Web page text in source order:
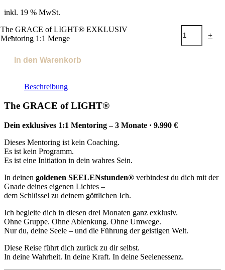
inkl. 19 % MwSt.
-
The GRACE of LIGHT® EXKLUSIV
Mentoring 1:1 Menge
+
In den Warenkorb
Beschreibung
The GRACE of LIGHT®
Dein exklusives 1:1 Mentoring – 3 Monate · 9.990 €
Dieses Mentoring ist kein Coaching.
Es ist kein Programm.
Es ist eine Initiation in dein wahres Sein.
In deinen goldenen SEELENstunden® verbindest du dich mit der
Gnade deines eigenen Lichtes –
dem Schlüssel zu deinem göttlichen Ich.
Ich begleite dich in diesen drei Monaten ganz exklusiv.
Ohne Gruppe. Ohne Ablenkung. Ohne Umwege.
Nur du, deine Seele – und die Führung der geistigen Welt.
Diese Reise führt dich zurück zu dir selbst.
In deine Wahrheit. In deine Kraft. In deine Seelenessenz.